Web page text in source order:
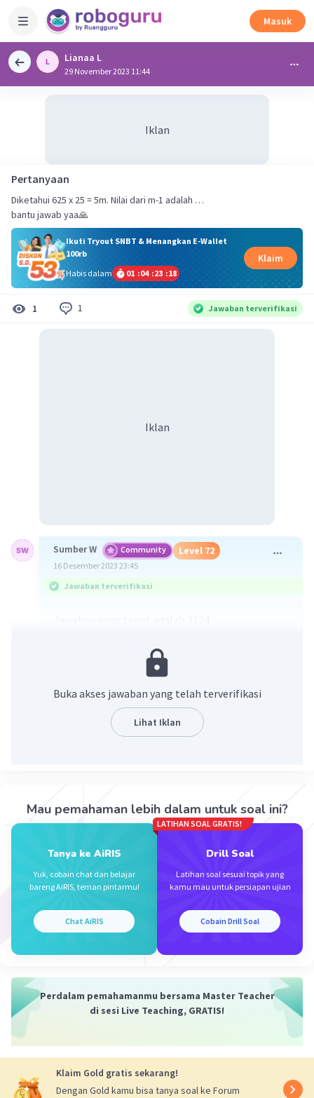
Masuk
Lianaa L
29 November 2023 11:44
Iklan
Pertanyaan
Diketahui 625 x 25 = 5m. Nilai dari m-1 adalah …
bantu jawab yaa🙏
Ikuti Tryout SNBT & Menangkan E-Wallet
100rb
Habis dalam
01 :04 :23 :17
Klaim
1 1 Jawaban terverifikasi
Iklan
Sumber W Community Level 72
16 Desember 2023 23:45
Jawaban terverifikasi
15625 = 5m
m = 15625/5
Buka akses jawaban yang telah terverifikasi
Lihat Iklan
Mau pemahaman lebih dalam untuk soal ini?
Tanya ke AiRIS
Yuk, cobain chat dan belajar
bareng AiRIS, teman pintarmu!
Chat AiRIS
LATIHAN SOAL GRATIS!
Drill Soal
Latihan soal sesuai topik yang
kamu mau untuk persiapan ujian
Cobain Drill Soal
Perdalam pemahamanmu bersama Master Teacher
di sesi Live Teaching, GRATIS!
Klaim Gold gratis sekarang!
Dengan Gold kamu bisa tanya soal ke Forum